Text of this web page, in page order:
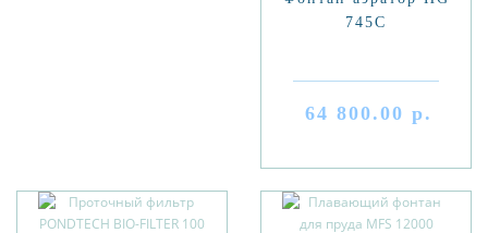
745C
64 800.00 р.